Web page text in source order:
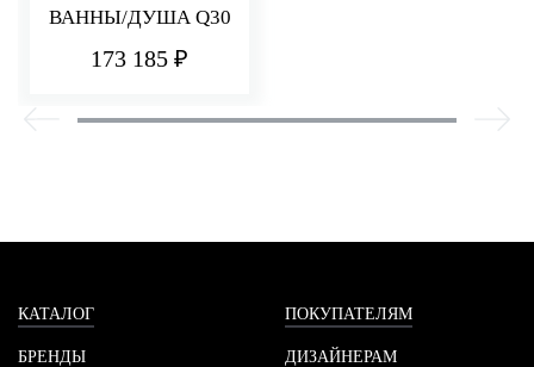
ВАННЫ/ДУША Q30
173 185 ₽
КАТАЛОГ
БРЕНДЫ
ПОКУПАТЕЛЯМ
ДИЗАЙНЕРАМ